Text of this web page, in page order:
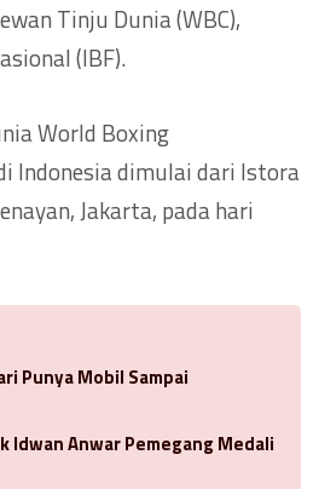
Tinju Dunia (WBC),
(IBF).
World Boxing
Indonesia dimulai dari Istora
Jakarta, pada hari
Punya Mobil Sampai
Idwan Anwar Pemegang Medali